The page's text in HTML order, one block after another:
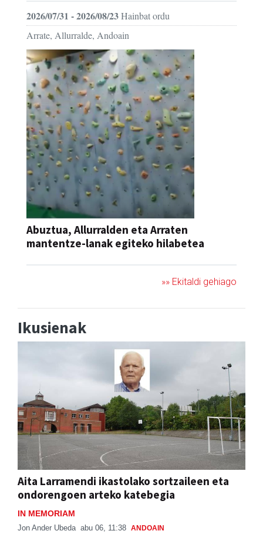
2026/07/31 - 2026/08/23Hainbat ordu
Arrate, Allurralde, Andoain
Abuztua, Allurralden eta Arraten
mantentze-lanak egiteko hilabetea
»» Ekitaldi gehiago
Ikusienak
Aita Larramendi ikastolako sortzaileen eta
ondorengoen arteko katebegia
IN MEMORIAM
Jon Ander Ubeda abu 06, 11:38 ANDOAIN